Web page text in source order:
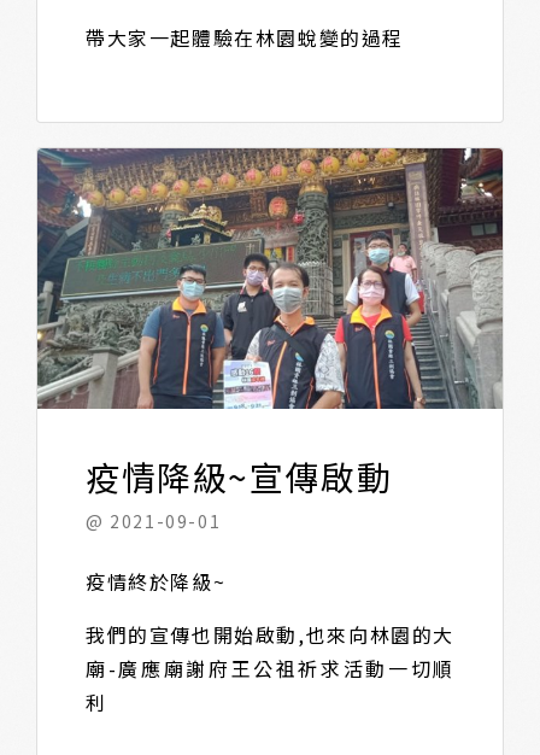
帶大家一起體驗在林園蛻變的過程
疫情降級~宣傳啟動
@ 2021-09-01
疫情終於降級~
我們的宣傳也開始啟動,也來向林園的大
廟-廣應廟謝府王公祖祈求活動一切順
利